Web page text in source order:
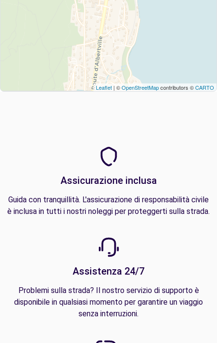
Leaflet | ©OpenStreetMapcontributors ©CARTO
Assicurazione inclusa
Guida con tranquillità. L'assicurazione di responsabilità civile
è inclusa in tutti i nostri noleggi per proteggerti sulla strada.
Assistenza 24/7
Problemi sulla strada? Il nostro servizio di supporto è
disponibile in qualsiasi momento per garantire un viaggio
senza interruzioni.